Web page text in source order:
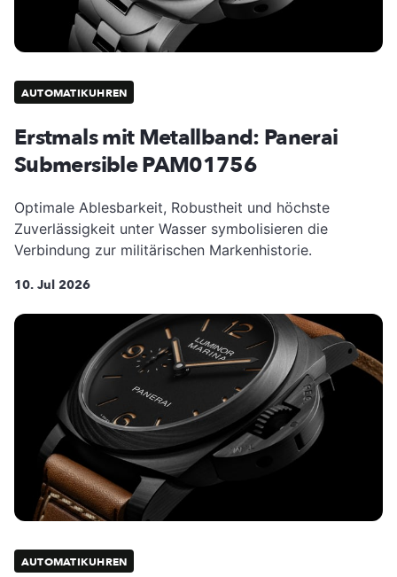
AUTOMATIKUHREN
Erstmals mit Metallband: Panerai
Submersible PAM01756
Optimale Ablesbarkeit, Robustheit und höchste
Zuverlässigkeit unter Wasser symbolisieren die
Verbindung zur militärischen Markenhistorie.
10. Jul 2026
AUTOMATIKUHREN